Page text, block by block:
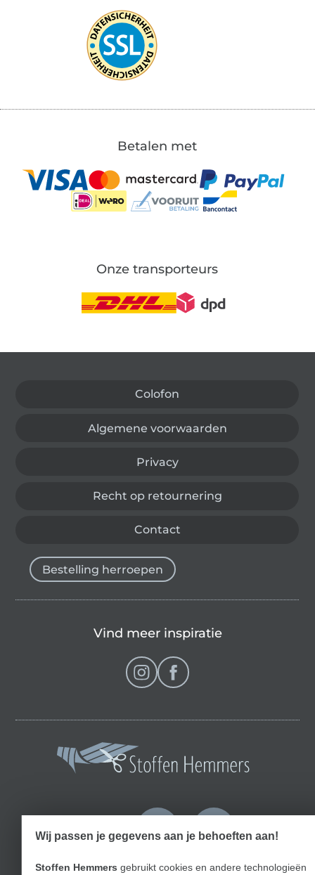
Betalen met
Onze transporteurs
Colofon
Algemene voorwaarden
Privacy
Recht op retournering
Contact
Bestelling herroepen
Vind meer inspiratie
Nederlands
Wissel naar deFrançais
Wissel naar de
Wij passen je gegevens aan je behoeften aan!
Stoffen Hemmers gebruikt cookies en andere technologieën